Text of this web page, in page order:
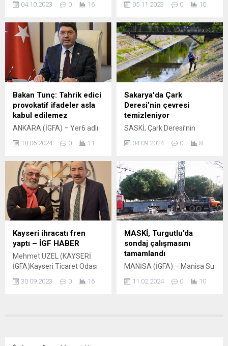
dışından Sakarya
Uygulamalı Bilimler
Üniversitesi’ne eğitim almak
için gelen öğrencilere
yönelik Şehirlerarası Otobüs
Terminali’nde bilgilendirme
standı açtı. Açılan stantta
genç üniversitelilere, öğrenci
şehri Sakarya’yı tanıtan
kitapçıklar verilirken aynı
doğa aktivitelerinin
yapılabileceği noktalar,
04.10.2023 0 16
maçları tamamlandı Lig’de
ve 15 Kasım tarihlerinde
oynanacak. 13 Kasım’daki
Anadolu Üniversitesi-
Tekirdağ Süleymanpaşa ve
15 Kasım’daki Yenimahalle
Belediyesi-Üsküdar
Belediyesi maçları TRT Spor
Yıldız kanalından, diğer
maçlar ise THF TV Youtube
kanalından canlı olarak
yayınlanacak....
05.11.2023 0 10
Bakan Tunç: Tahrik edici
provokatif ifadeler asla
kabul edilemez
ANKARA (İGFA) – Yer6 adlı
paylaşılan video içeriğinde
kullanılan hakaret içerikli,
çirkin ve provokatif ifadeler
nedeniyle İstanbul
Cumhuriyet Başsavcılığı
tarafından “Halkı kin ve
düşmanlığa alenen tahrik
etme” suçundan, paylaşımın
yapılmasının ardından resen
soruşturma başlatılmıştı.
Konuyla ilgili detayları sosyal
medya hesabından
paylaşan Adalet Bakanı
18.06.2024 0 11
Sakarya'da Çark
Deresi’nin çevresi
temizleniyor
SASKİ, Çark Deresi’nin
çöpleri tamamen
sembolünü tertemiz bir
görüntüye kavuşturuyor.
SAKARYA (İGFA) – Sakarya
Büyükşehir Belediyesi Su ve
Kanalizasyon İdaresi
(SASKİ), şehrin doğal
güzelliklerini ve su
kaynaklarını korumak
amacıyla yürüttüğü temizlik
devam ediyor. Bu kapsamda
şehrin sembolü olan ve
04.09.2024 0 8
Kayseri ihracatı fren
yaptı – İGF HABER
Mehmet UZEL (KAYSERİ
İGFA)Kayseri Ticaret Odası
Ömer Gülsoy, “TÜİK
30.09.2023 0 16
MASKİ, Turgutlu’da
sondaj çalışmasını
tamamlandı
MANİSA (İGFA) – Manisa Su
(MASKİ) Genel Müdürlüğü,
11.02.2024 0 10